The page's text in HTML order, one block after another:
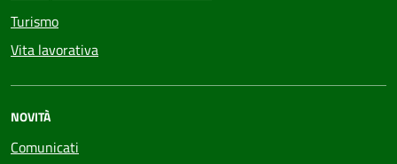
Turismo
Vita lavorativa
NOVITÀ
Comunicati